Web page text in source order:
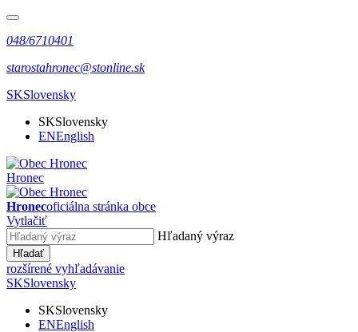
048/6710401
starostahronec@stonline.sk
SKSlovensky
SKSlovensky
ENEnglish
Hronec
Hronecoficiálna stránka obce
Vytlačiť
Hľadaný výraz
Hľadať
rozšírené vyhľadávanie
SKSlovensky
SKSlovensky
ENEnglish